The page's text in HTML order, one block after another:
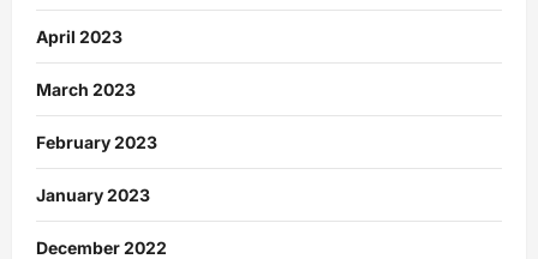
April 2023
March 2023
February 2023
January 2023
December 2022